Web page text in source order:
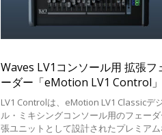
Waves LV1コンソール用 拡張フ
ーダー「eMotion LV1 Control」
2026年5月1日(金)発売決定！
LV1 Controlは、eMotion LV1 Classicデ
ル・ミキシングコンソール用のフェー
張ユニットとして設計されたプレミアム